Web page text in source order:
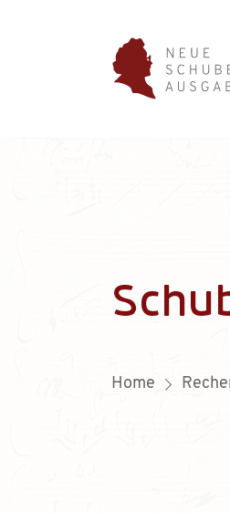
Home